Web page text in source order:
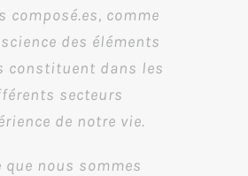
composé.es, comme
des éléments
constituent dans les
secteurs
de notre vie.
que nous sommes